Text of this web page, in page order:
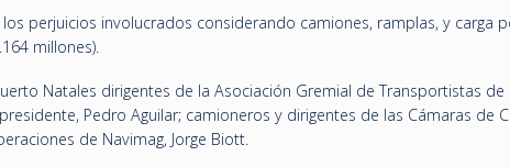
perjuicios involucrados considerando camiones, ramplas, y carga
millones).
Natales dirigentes de la Asociación Gremial de Transportistas de
Pedro Aguilar; camioneros y dirigentes de las Cámaras de
de Navimag, Jorge Biott.